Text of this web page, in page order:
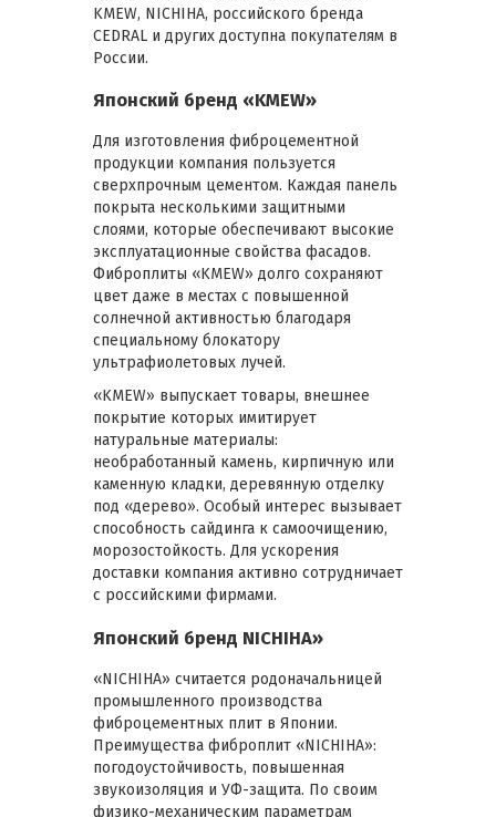
KMEW, NICHIHA, российского бренда
CEDRAL и других доступна покупателям в
России.
Японский бренд «KMEW»
Для изготовления фиброцементной
продукции компания пользуется
сверхпрочным цементом. Каждая панель
покрыта несколькими защитными
слоями, которые обеспечивают высокие
эксплуатационные свойства фасадов.
Фиброплиты «KMEW» долго сохраняют
цвет даже в местах с повышенной
солнечной активностью благодаря
специальному блокатору
ультрафиолетовых лучей.
«KMEW» выпускает товары, внешнее
покрытие которых имитирует
натуральные материалы:
необработанный камень, кирпичную или
каменную кладки, деревянную отделку
под «дерево». Особый интерес вызывает
способность сайдинга к самоочищению,
морозостойкость. Для ускорения
доставки компания активно сотрудничает
с российскими фирмами.
Японский бренд NICHIHA»
«NICHIHA» считается родоначальницей
промышленного производства
фиброцементных плит в Японии.
Преимущества фиброплит «NICHIHA»:
погодоустойчивость, повышенная
звукоизоляция и УФ-защита. По своим
физико-механическим параметрам